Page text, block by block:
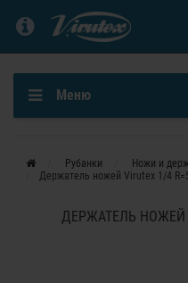
Меню
Рубанки
Ножи и
Держатель ножей Virutex 1/4
ДЕРЖАТЕЛЬ НОЖЕЙ